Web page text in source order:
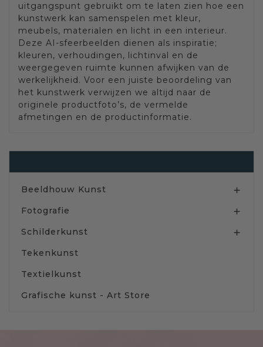
uitgangspunt gebruikt om te laten zien hoe een
kunstwerk kan samenspelen met kleur,
meubels, materialen en licht in een interieur.
Deze AI-sfeerbeelden dienen als inspiratie;
kleuren, verhoudingen, lichtinval en de
weergegeven ruimte kunnen afwijken van de
werkelijkheid. Voor een juiste beoordeling van
het kunstwerk verwijzen we altijd naar de
originele productfoto’s, de vermelde
afmetingen en de productinformatie.
Beeldhouw Kunst 
Fotografie 
Schilderkunst 
Tekenkunst
Textielkunst
Grafische kunst - Art Store